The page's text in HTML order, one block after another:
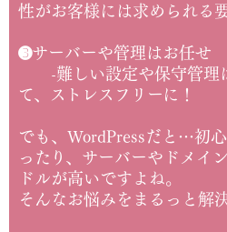
性がお客様には求められる
➌サーバーや管理はお任せ
-難しい設定や保守管理
て、ストレスフリーに！
でも、WordPressだと…初
ったり、サーバーやドメイ
ドルが高いですよね。
そんなお悩みをまるっと解